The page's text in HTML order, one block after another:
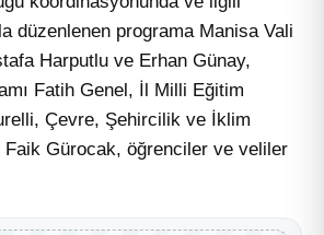
düzenlenen programa Manisa Vali
Harputlu ve Erhan Günay,
Fatih Genel, İl Milli Eğitim
Çevre, Şehircilik ve İklim
Gürocak, öğrenciler ve veliler